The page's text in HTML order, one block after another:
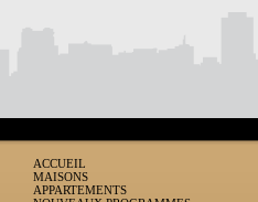
ACCUEIL
MAISONS
APPARTEMENTS